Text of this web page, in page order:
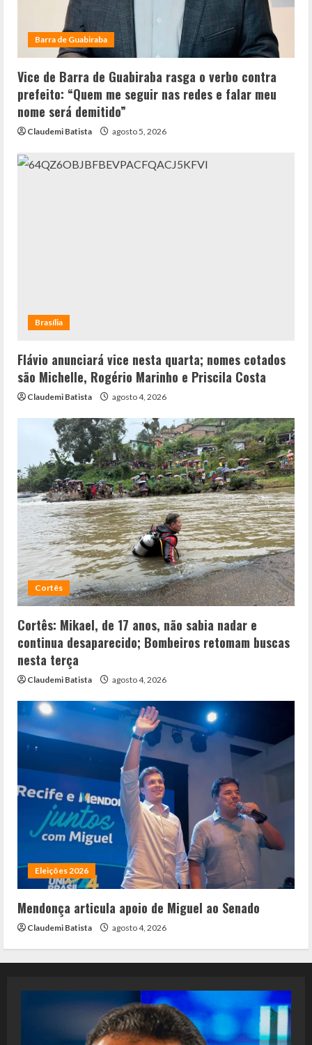
Barra de Guabiraba
Vice de Barra de Guabiraba rasga o verbo contra
prefeito: “Quem me seguir nas redes e falar meu
nome será demitido”
Claudemi Batista agosto 5, 2026
Brasília
Flávio anunciará vice nesta quarta; nomes cotados
são Michelle, Rogério Marinho e Priscila Costa
Claudemi Batista agosto 4, 2026
Cortês
Cortês: Mikael, de 17 anos, não sabia nadar e
continua desaparecido; Bombeiros retomam buscas
nesta terça
Claudemi Batista agosto 4, 2026
Eleições 2026
Mendonça articula apoio de Miguel ao Senado
Claudemi Batista agosto 4, 2026